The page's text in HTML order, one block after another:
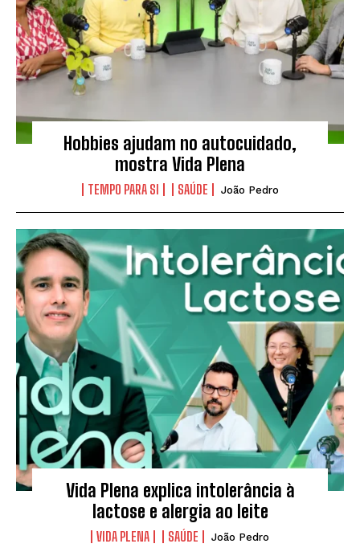
Hobbies ajudam no autocuidado,
mostra Vida Plena
TEMPO PARA SI SAÚDE João Pedro
Vida Plena explica intolerância à
lactose e alergia ao leite
VIDA PLENA SAÚDE João Pedro